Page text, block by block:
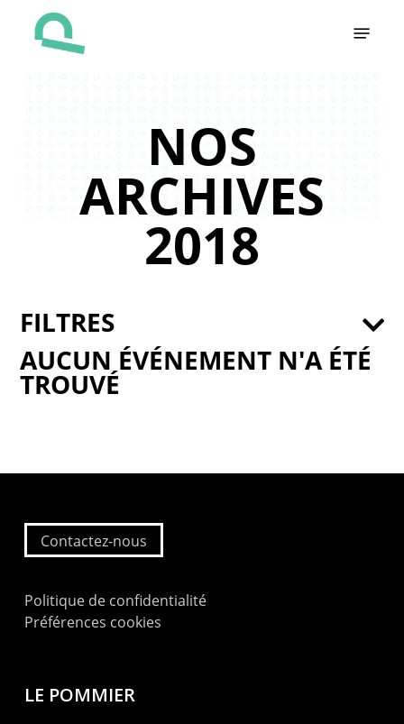
NOS
ARCHIVES
2018
AUCUN ÉVÉNEMENT N'A ÉTÉ
TROUVÉ
FILTRES
Contactez-nous
Politique de confidentialité
Préférences cookies
LE POMMIER